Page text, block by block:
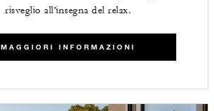
risveglio all’insegna del relax.
MAGGIORI INFORMAZIONI